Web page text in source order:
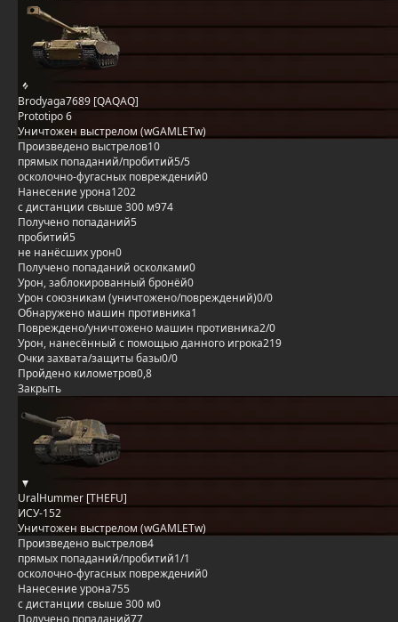
Brodyaga7689 [QAQAQ]
Prototipo 6
Уничтожен выстрелом (wGAMLETw)
Произведено выстрелов10
прямых попаданий/пробитий5/5
осколочно-фугасных повреждений0
Нанесение урона1202
с дистанции свыше 300 м974
Получено попаданий5
пробитий5
не нанёсших урон0
Получено попаданий осколками0
Урон, заблокированный бронёй0
Урон союзникам (уничтожено/повреждений)0/0
Обнаружено машин противника1
Повреждено/уничтожено машин противника2/0
Урон, нанесённый с помощью данного игрока219
Очки захвата/защиты базы0/0
Пройдено километров0,8
Закрыть
UralHummer [THEFU]
ИСУ-152
Уничтожен выстрелом (wGAMLETw)
Произведено выстрелов4
прямых попаданий/пробитий1/1
осколочно-фугасных повреждений0
Нанесение урона755
с дистанции свыше 300 м0
Получено попаданий77